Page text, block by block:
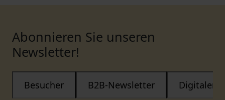
Abonnieren Sie unseren
Newsletter!
Besucher B2B-Newsletter Digitaler